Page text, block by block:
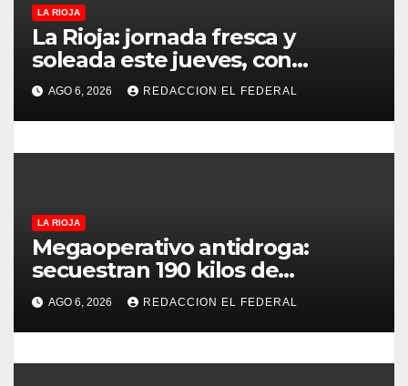
n
t
r
a
s
LA RIOJA
La Rioja: jornada fresca y
soleada este jueves, con
temperaturas estables para el
viernes
AGO 6, 2026 REDACCION EL FEDERAL
LA RIOJA
Megaoperativo antidroga:
secuestran 190 kilos de
marihuana que tenían como
destino La Rioja y Catamarca
AGO 6, 2026 REDACCION EL FEDERAL